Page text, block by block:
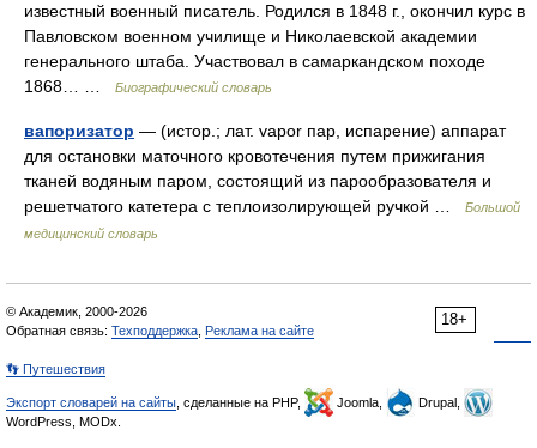
известный военный писатель. Родился в 1848 г., окончил курс в
Павловском военном училище и Николаевской академии
генерального штаба. Участвовал в самаркандском походе
1868… …
Биографический словарь
вапоризатор — (истор.; лат. vapor пар, испарение) аппарат
для остановки маточного кровотечения путем прижигания
тканей водяным паром, состоящий из парообразователя и
решетчатого катетера с теплоизолирующей ручкой …
Большой
медицинский словарь
18+
© Академик, 2000-2026
Обратная связь: Техподдержка Реклама на сайте
👣 Путешествия
Экспорт словарей на сайты , сделанные на PHP, Joomla,
Drupal,
WordPress, MODx.